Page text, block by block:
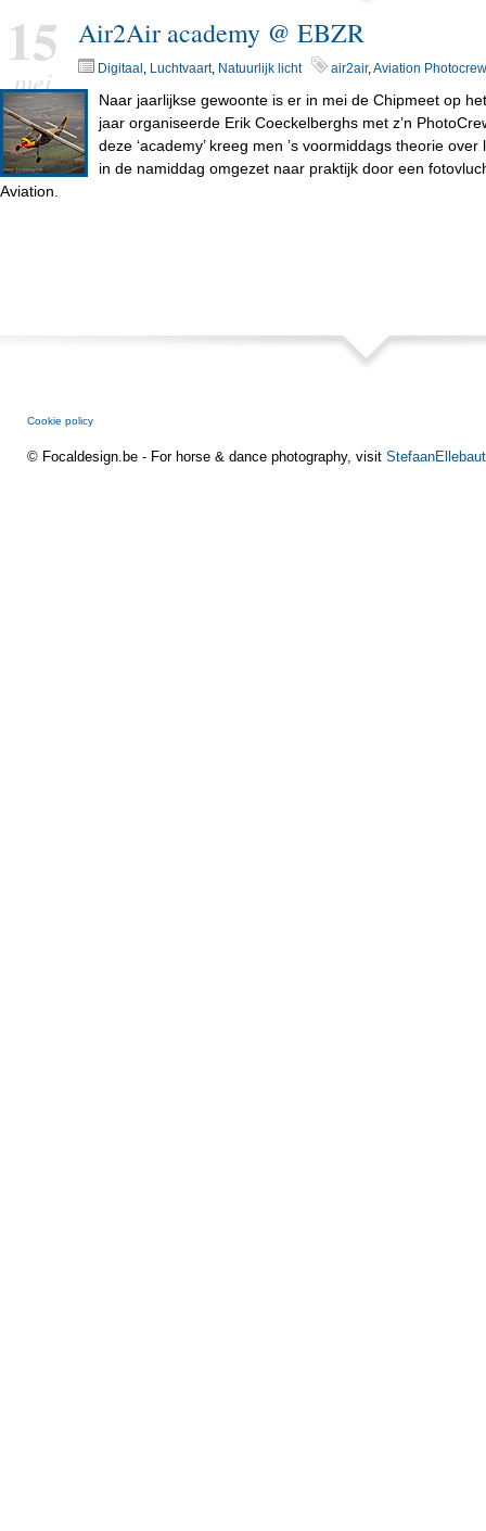
Air2Air academy @ EBZR
Digitaal , Luchtvaart, Natuurlijk licht air2air,Aviation Photocrew
15
mei
Naar jaarlijkse gewoonte is er in mei de Chipmeet op
jaar organiseerde Erik Coeckelberghs met z’n
deze ‘academy’ kreeg men ’s voormiddags theorie
in de namiddag omgezet naar praktijk door een
Aviation.
Cookie policy
© Focaldesign.be - For horse & dance photography, visit